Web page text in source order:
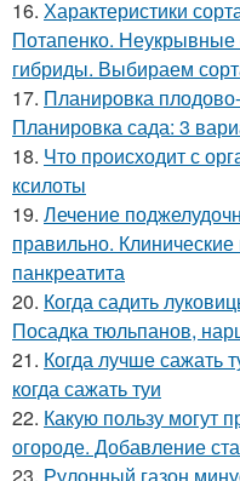
16. Характеристики
Потапенко. Неукрывные
гибриды. Выбираем
17. Планировка
Планировка сада: 3
18. Что происходит с
ксилоты
19. Лечение
правильно.
панкреатита
20. Когда садить
Посадка тюльпанов,
21. Когда лучше сажать
когда сажать туи
22. Какую пользу могут
огороде. Добавление
23. Рулонный газон